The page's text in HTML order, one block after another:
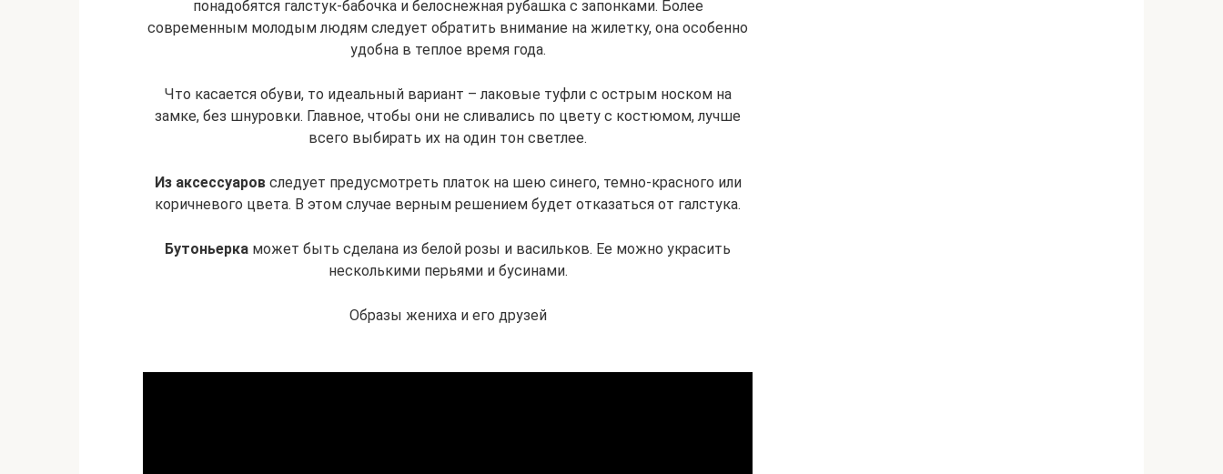
понадобятся галстук-бабочка и белоснежная рубашка с запонками. Более
современным молодым людям следует обратить внимание на жилетку, она особенно
удобна в теплое время года.
Что касается обуви, то идеальный вариант – лаковые туфли с острым носком на
замке, без шнуровки. Главное, чтобы они не сливались по цвету с костюмом, лучше
всего выбирать их на один тон светлее.
Из аксессуаровследует предусмотреть платок на шею синего, темно-красного или
коричневого цвета. В этом случае верным решением будет отказаться от галстука.
Бутоньерка может быть сделана из белой розы и васильков. Ее можно украсить
несколькими перьями и бусинами.
Образы жениха и его друзей